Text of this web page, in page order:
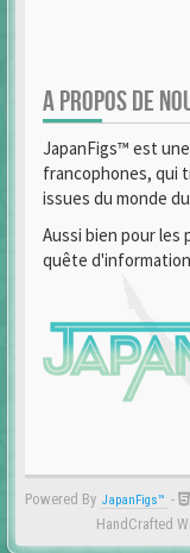
A PROPOS DE
JapanFigs™ est
francophones, qui
issues du monde
Aussi bien pour les
quête
Powered By JapanFigs™ -
HandCrafted